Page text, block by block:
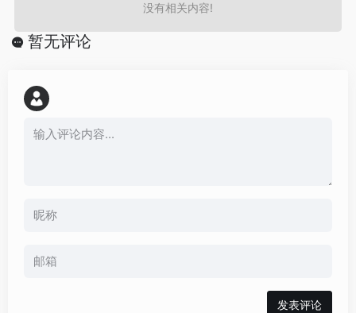
没有相关内容!
暂无评论
发表评论